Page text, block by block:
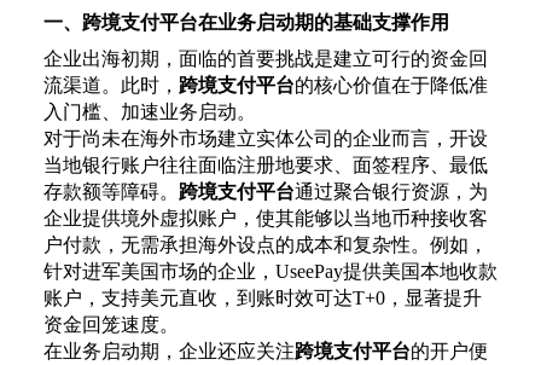
一、跨境支付平台在业务启动期的基础支撑作用
企业出海初期，面临的首要挑战是建立可行的资金回
流渠道。此时， 跨境支付平台的核心价值在于降低准
入门槛、加速业务启动。
对于尚未在海外市场建立实体公司的企业而言，开设
当地银行账户往往面临注册地要求、面签程序、最低
存款额等障碍。 跨境支付平台通过聚合银行资源，为
企业提供境外虚拟账户，使其能够以当地币种接收客
户付款，无需承担海外设点的成本和复杂性。例如，
针对进军美国市场的企业， UseePay提供美国本地收款
账户，支持美元直收，到账时效可达T+0，显著提升
资金回笼速度。
在业务启动期，企业还应关注跨境支付平台的开户便